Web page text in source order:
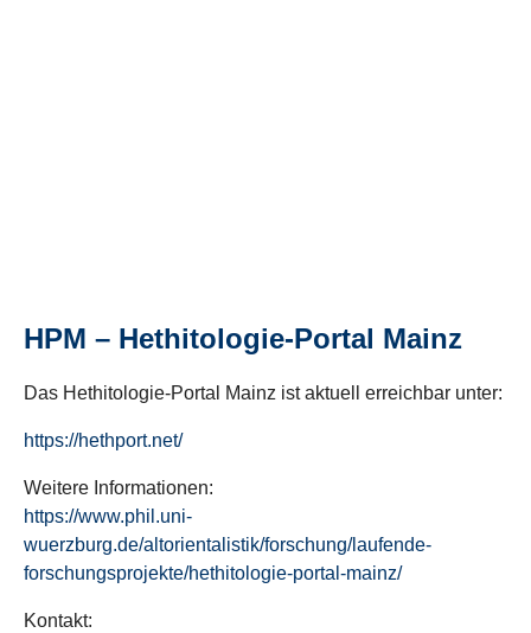
HPM – Hethitologie-Portal Mainz
Das Hethitologie-Portal Mainz ist aktuell erreichbar unter:
https://hethport.net/
Weitere Informationen:
https://www.phil.uni-
wuerzburg.de/altorientalistik/forschung/laufende-
forschungsprojekte/hethitologie-portal-mainz/
Kontakt: